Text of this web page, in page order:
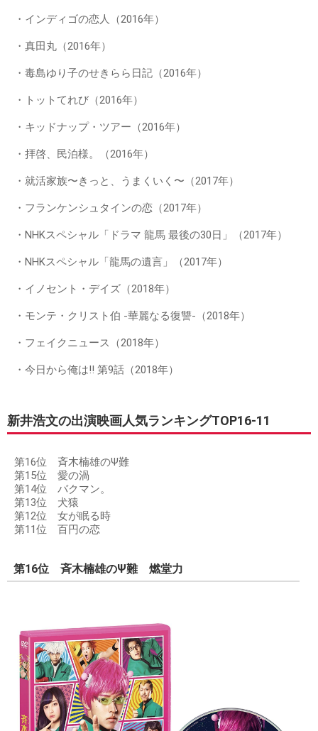
・インディゴの恋人（2016年）
・真田丸（2016年）
・毒島ゆり子のせきらら日記（2016年）
・トットてれび（2016年）
・キッドナップ・ツアー（2016年）
・拝啓、民泊様。（2016年）
・就活家族〜きっと、うまくいく〜（2017年）
・フランケンシュタインの恋（2017年）
・NHKスペシャル「ドラマ 龍馬 最後の30日」（2017年）
・NHKスペシャル「龍馬の遺言」（2017年）
・イノセント・デイズ（2018年）
・モンテ・クリスト伯 -華麗なる復讐-（2018年）
・フェイクニュース（2018年）
・今日から俺は!! 第9話（2018年）
新井浩文の出演映画人気ランキングTOP16-11
第16位 斉木楠雄のΨ難
第15位 愛の渦
第14位 バクマン。
第13位 犬猿
第12位 女が眠る時
第11位 百円の恋
第16位 斉木楠雄のΨ難 燃堂力